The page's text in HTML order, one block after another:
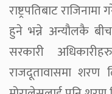
राष्ट्रपतिबाट
हुने भन्ने अन्यौलकै
सरकारी
राजदूतावासमा शरण